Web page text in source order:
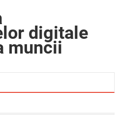
digitale
muncii